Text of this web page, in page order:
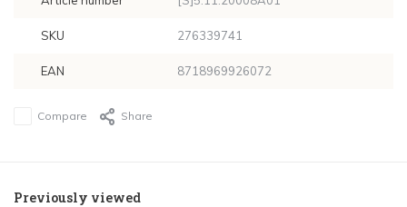
SKU 276339741
EAN 8718969926072
Compare Share
Previously viewed